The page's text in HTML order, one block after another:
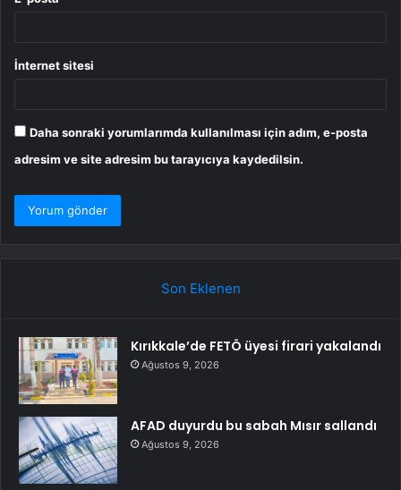
İnternet sitesi
Daha sonraki yorumlarımda kullanılması için adım, e-posta
adresim ve site adresim bu tarayıcıya kaydedilsin.
Son Eklenen
Kırıkkale’de FETÖ üyesi firari yakalandı
Ağustos 9, 2026
AFAD duyurdu bu sabah Mısır sallandı
Ağustos 9, 2026